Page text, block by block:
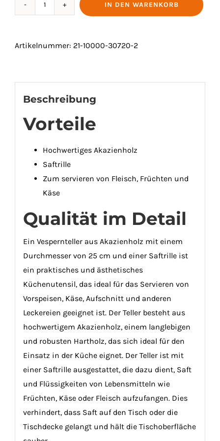
VESPERNTELLER
25
CM
IN DEN WARENKORB
Artikelnummer: 21-10000-30720-2
Beschreibung
Vorteile
Hochwertiges Akazienholz
Saftrille
Zum servieren von Fleisch, Früchten und
Käse
Qualität im Detail
Ein Vespernteller aus Akazienholz mit einem
Durchmesser von 25 cm und einer Saftrille ist
ein praktisches und ästhetisches
Küchenutensil, das ideal für das Servieren von
Vorspeisen, Käse, Aufschnitt und anderen
Leckereien geeignet ist. Der Teller besteht aus
hochwertigem Akazienholz, einem langlebigen
und robusten Hartholz, das sich ideal für den
Einsatz in der Küche eignet. Der Teller ist mit
einer Saftrille ausgestattet, die dazu dient, Saft
und Flüssigkeiten von Lebensmitteln wie
Früchten, Käse oder Fleisch aufzufangen. Dies
verhindert, dass Saft auf den Tisch oder die
Tischdecke gelangt und hält die Tischoberfläche